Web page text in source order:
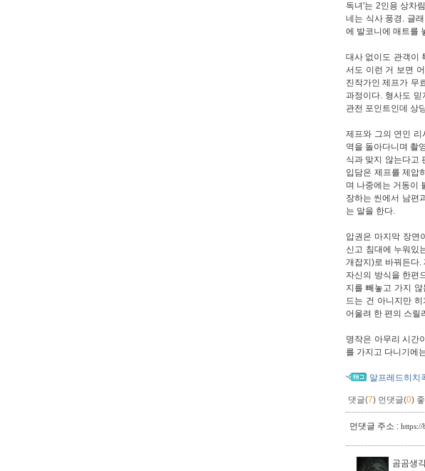
독녀'는 2인용 상차
네는 식사 풍경. 글
에 발코니에 매트를
대사 없이도 관객이
서도 이런 거 보면
진작가인 제프가 무
과정이다. 형사도
관전 포인트인데 상
제프와 그의 연인 리
역을 돌아다니며 촬
식과 맞지 않는다고
입담은 제프를 제압
며 나중에는 거동이
장하는 씬에서 남편
는 말을 한다.
압권은 마지막 장면
신고 침대에 누워있
개잡지)로 바꿔든다.
자신의 방식을 한편
지를 빼놓고 가지
드는 건 아니지만
어울려 한 편의 스릴
명작은 아무리 시간
를 가지고 다니기에
알프레드히치
댓글(7) 먼댓글(0)
먼댓글 주소 :
곰곰생